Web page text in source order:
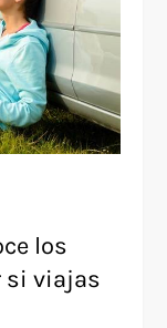
los
si viajas